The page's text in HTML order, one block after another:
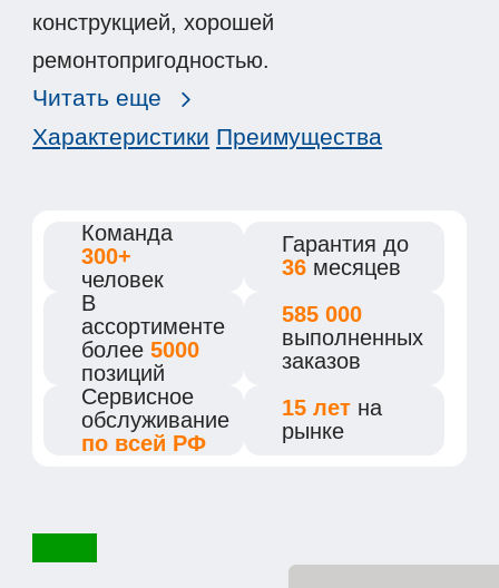
конструкцией, хорошей
ремонтопригодностью.
Читать еще
Характеристики Преимущества
Команда
300+
человек
Гарантиядо
36 месяцев
В
ассортименте
более5000
позиций
585 000
выполненных
заказов
Сервисное
обслуживание
по всей РФ
15 лет на
рынке